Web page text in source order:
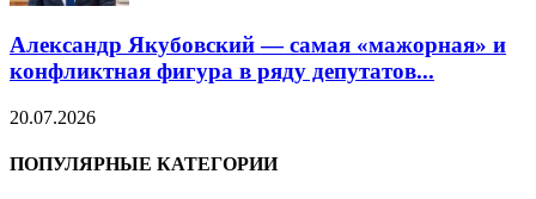
Александр Якубовский — самая «мажорная» и
конфликтная фигура в ряду депутатов...
20.07.2026
ПОПУЛЯРНЫЕ КАТЕГОРИИ